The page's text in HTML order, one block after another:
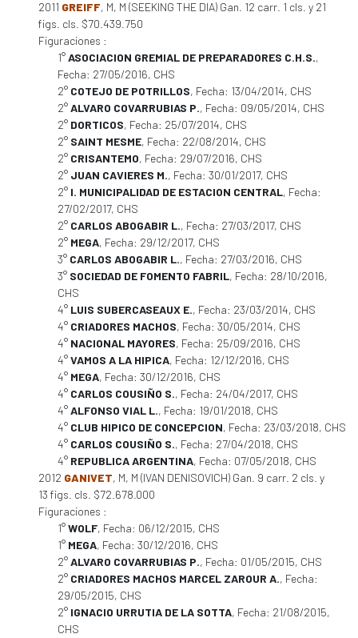
2011 GREIFF, M, M (SEEKING THE DIA) Gan. 12 carr. 1 cls. y 21
figs. cls. $70.439.750
Figuraciones :
1°ASOCIACION GREMIAL DE PREPARADORES C.H.S.,
Fecha: 27/05/2016, CHS
2° COTEJO DE POTRILLOS, Fecha: 13/04/2014, CHS
2°ALVARO COVARRUBIAS P., Fecha: 09/05/2014, CHS
2° DORTICOS, Fecha: 25/07/2014, CHS
2° SAINT MESME, Fecha: 22/08/2014, CHS
2° CRISANTEMO, Fecha: 29/07/2016, CHS
2° JUAN CAVIERES M., Fecha: 30/01/2017, CHS
2° I. MUNICIPALIDAD DE ESTACION CENTRAL, Fecha:
27/02/2017, CHS
2° CARLOS ABOGABIR L., Fecha: 27/03/2017, CHS
2° MEGA, Fecha: 29/12/2017, CHS
3° CARLOS ABOGABIR L., Fecha: 27/03/2016, CHS
3° SOCIEDAD DE FOMENTO FABRIL, Fecha: 28/10/2016,
CHS
4° LUIS SUBERCASEAUX E., Fecha: 23/03/2014, CHS
4° CRIADORES MACHOS, Fecha: 30/05/2014, CHS
4° NACIONAL MAYORES, Fecha: 25/09/2016, CHS
4°VAMOS A LA HIPICA, Fecha: 12/12/2016, CHS
4° MEGA, Fecha: 30/12/2016, CHS
4° CARLOS COUSIÑO S., Fecha: 24/04/2017, CHS
4°ALFONSO VIAL L., Fecha: 19/01/2018, CHS
4° CLUB HIPICO DE CONCEPCION, Fecha: 23/03/2018, CHS
4° CARLOS COUSIÑO S., Fecha: 27/04/2018, CHS
4° REPUBLICA ARGENTINA, Fecha: 07/05/2018, CHS
2012 GANIVET, M, M (IVAN DENISOVICH) Gan. 9 carr. 2 cls. y
13 figs. cls. $72.678.000
Figuraciones :
1°WOLF, Fecha: 06/12/2015, CHS
1° MEGA, Fecha: 30/12/2016, CHS
2°ALVARO COVARRUBIAS P., Fecha: 01/05/2015, CHS
2° CRIADORES MACHOS MARCEL ZAROUR A., Fecha:
29/05/2015, CHS
2° IGNACIO URRUTIA DE LA SOTTA, Fecha: 21/08/2015,
CHS